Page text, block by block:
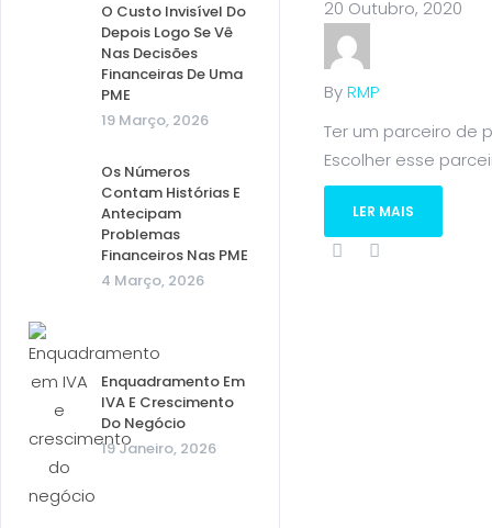
O Custo Invisível Do
Depois Logo Se Vê
Nas Decisões
Financeiras De Uma
PME
19 Março, 2026
Os Números
Contam Histórias E
Antecipam
Problemas
Financeiros Nas PME
4 Março, 2026
Enquadramento Em
IVA E Crescimento
Do Negócio
19 Janeiro, 2026
20 Outubro, 2020
ByRMP
Ter um parceiro de
Escolher esse
LER MAIS